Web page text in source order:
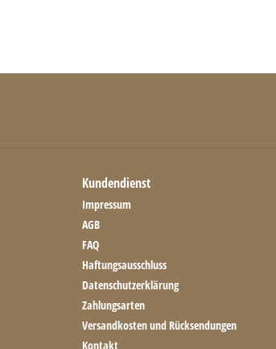
Kundendienst
Impressum
AGB
FAQ
Haftungsausschluss
Datenschutzerklärung
Zahlungsarten
Versandkosten und Rücksendungen
Kontakt